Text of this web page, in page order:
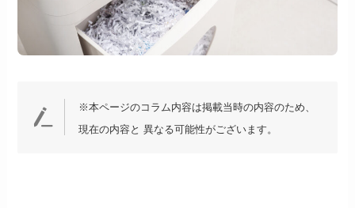
※本ページのコラム内容は掲載当時の内容のため、
現在の内容と 異なる可能性がございます。